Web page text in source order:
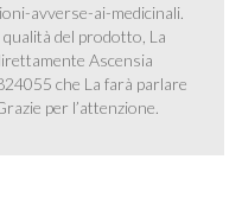
avverse-ai-medicinali.
del prodotto, La
Ascensia
che La farà parlare
per l’attenzione.